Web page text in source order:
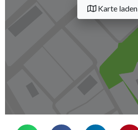
Karte laden